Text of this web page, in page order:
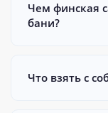
Чем финская
бани?
Что взять с